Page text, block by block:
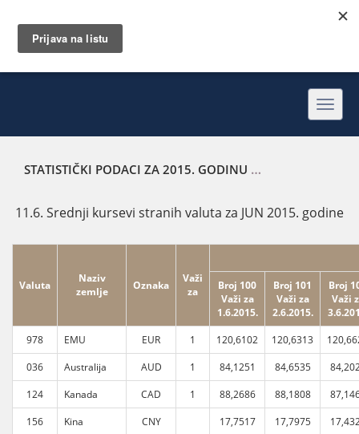
STATISTIČKI PODACI ZA 2015. GODINU
11.6. Srednji kursevi stranih valuta za JUN 2015. godine
Valuta
Naziv
zemlje
Oznaka
Važi
za
Broj 100
Važi za
1.6.2015.
Broj 101
Važi za
2.6.2015.
Broj
Važi
978
EMU EUR 1 120,6102 120,6313
036
Australija AUD 1 84,1251 84,6535
124
Kanada CAD 1 88,2686 88,1808
156
Kina CNY 17,7517 17,7975